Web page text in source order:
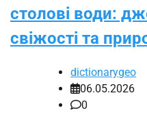
столові води:
свіжості та
dictionarygeo
06.05.2026
0